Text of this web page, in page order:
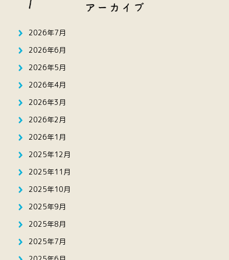
2026年7月
2026年6月
2026年5月
2026年4月
2026年3月
2026年2月
2026年1月
2025年12月
2025年11月
2025年10月
2025年9月
2025年8月
2025年7月